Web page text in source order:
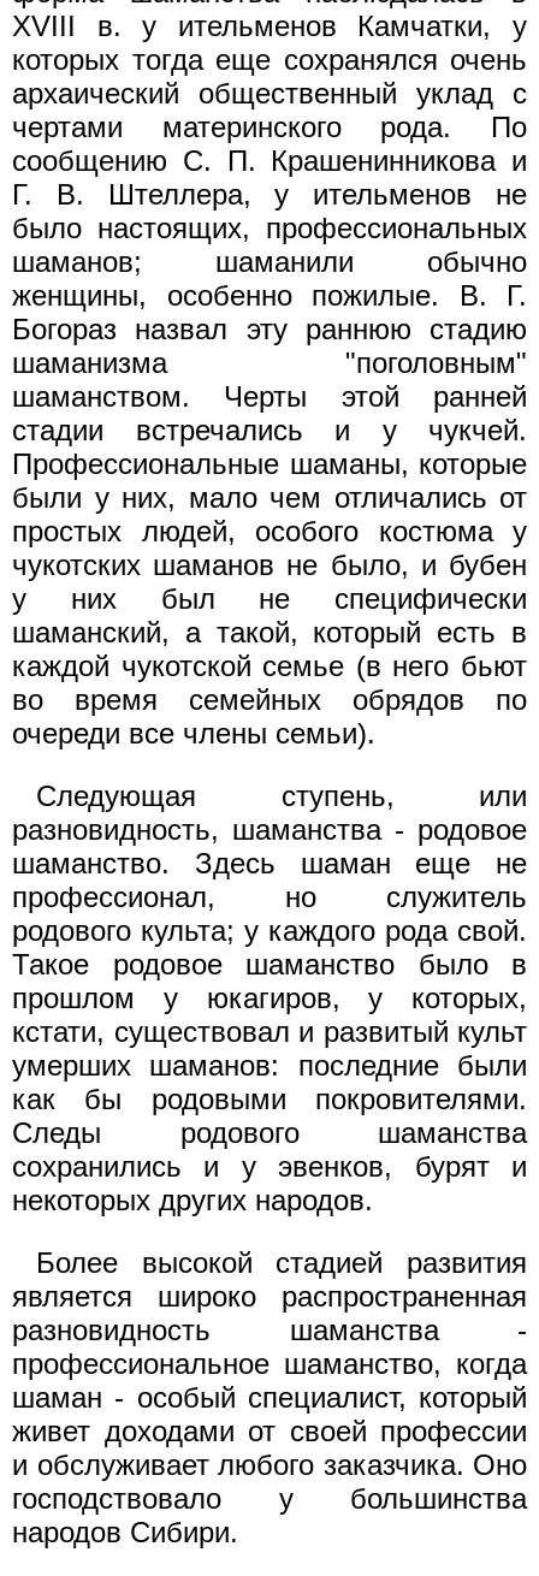
XVIII в. у ительменов Камчатки, у
которых тогда еще сохранялся очень
архаический общественный уклад с
чертами материнского рода. По
сообщению С. П. Крашенинникова и
Г. В. Штеллера, у ительменов не
было настоящих, профессиональных
шаманов; шаманили обычно
женщины, особенно пожилые. В. Г.
Богораз назвал эту раннюю стадию
шаманизма "поголовным"
шаманством. Черты этой ранней
стадии встречались и у чукчей.
Профессиональные шаманы, которые
были у них, мало чем отличались от
простых людей, особого костюма у
чукотских шаманов не было, и бубен
у них был не специфически
шаманский, а такой, который есть в
каждой чукотской семье (в него бьют
во время семейных обрядов по
очереди все члены семьи).
Следующая ступень, или
разновидность, шаманства - родовое
шаманство. Здесь шаман еще не
профессионал, но служитель
родового культа; у каждого рода свой.
Такое родовое шаманство было в
прошлом у юкагиров, у которых,
кстати, существовал и развитый культ
умерших шаманов: последние были
как бы родовыми покровителями.
Следы родового шаманства
сохранились и у эвенков, бурят и
некоторых других народов.
Более высокой стадией развития
является широко распространенная
разновидность шаманства -
профессиональное шаманство, когда
шаман - особый специалист, который
живет доходами от своей профессии
и обслуживает любого заказчика. Оно
господствовало у большинства
народов Сибири.